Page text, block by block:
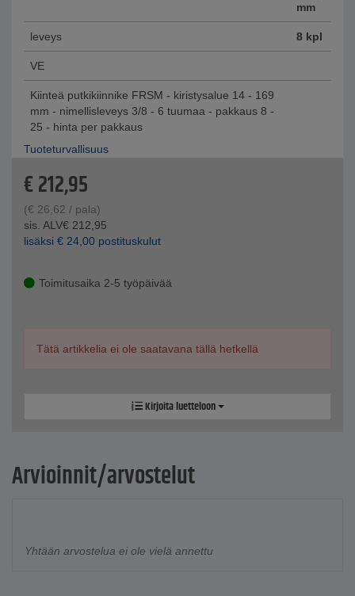
mm
leveys 8 kpl
VE
Kiinteä putkikiinnike FRSM - kiristysalue 14 - 169
mm - nimellisleveys 3/8 - 6 tuumaa - pakkaus 8 -
25 - hinta per pakkaus
Tuoteturvallisuus
€212,95
(€ 26,62 / pala)
sis. ALV€ 212,95
lisäksi € 24,00 postituskulut
Toimitusaika 2-5 työpäivää
Tätä artikkelia ei ole saatavana tällä hetkellä
Kirjoita luetteloon
Arvioinnit/arvostelut
Yhtään arvostelua ei ole vielä annettu